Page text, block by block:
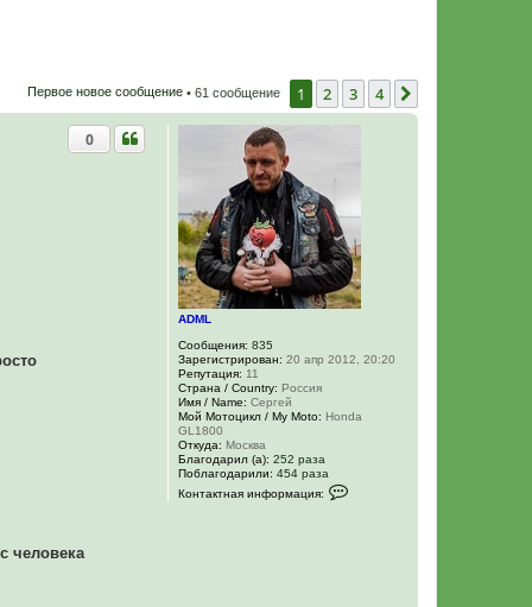
Первое новое сообщение • 61 сообщение 1 2 3 4
ADML
Сообщения: 835
Зарегистрирован: 20 апр 2012, 20:20
Репутация: 11
Страна / Country: Россия
Имя / Name: Сергей
Мой Мотоцикл / My Moto: Honda
GL1800
Откуда: Москва
Благодарил (а): 252 раза
Поблагодарили: 454 раза
Контактная информация:
0
человека